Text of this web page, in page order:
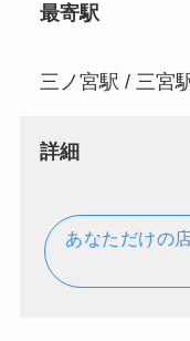
最寄駅
三ノ宮駅 / 三宮
詳細
あなただけの